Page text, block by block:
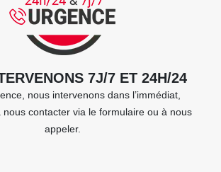
7J/7 ET 24H/24
nous intervenons dans l’immédiat,
nous contacter via le formulaire ou à nous
appeler.